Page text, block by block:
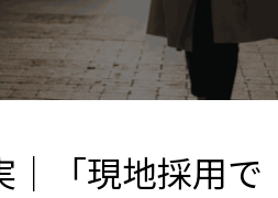
｜「現地採用で